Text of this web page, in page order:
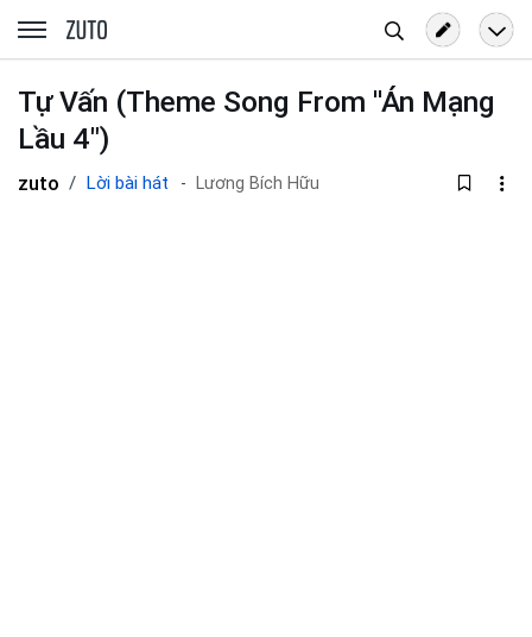
zuto.vn
kiếm
Tự Vấn (Theme Song From ''Án Mạng
Lầu 4")
zuto Lời bài hát Lương Bích Hữu